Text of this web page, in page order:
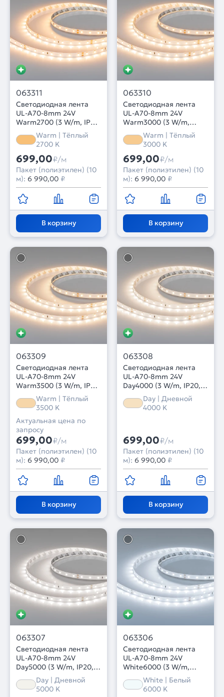
063311
Светодиодная лента
UL-A70-8mm 24V
Warm2700 (3 W/m, IP20,
10m) (Arlight, 7 лет)
Warm | Тёплый
2700 K
699,00₽/м
Пакет (полиэтилен) (10
м): 6 990,00 ₽
В корзину
063310
Светодиодная лента
UL-A70-8mm 24V
Warm3000 (3 W/m,
IP20, 10m) (Arlight, 7
лет)
Warm | Тёплый
3000 K
699,00₽/м
Пакет (полиэтилен) (10
м): 6 990,00 ₽
В корзину
063309
Светодиодная лента
UL-A70-8mm 24V
Warm3500 (3 W/m, IP20,
10m) (Arlight, 7 лет)
Warm | Тёплый
3500 K
Актуальная цена по
запросу
699,00₽/м
Пакет (полиэтилен) (10
м): 6 990,00 ₽
В корзину
063308
Светодиодная лента
UL-A70-8mm 24V
Day4000 (3 W/m, IP20,
10m) (Arlight, 7 лет)
Day | Дневной
4000 K
699,00₽/м
Пакет (полиэтилен) (10
м): 6 990,00 ₽
В корзину
063307
Светодиодная лента
UL-A70-8mm 24V
Day5000 (3 W/m, IP20,
10m) (Arlight, 7 лет)
Day | Дневной
5000 K
063306
Светодиодная лента
UL-A70-8mm 24V
White6000 (3 W/m,
IP20, 10m) (Arlight, 7
лет)
White | Белый
6000 K